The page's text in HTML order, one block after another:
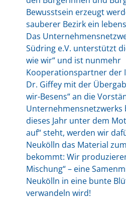
Bewusstsein erzeugt
sauberer Bezirk ein
Das
Südring e.V. unterstützt
wie wir“ und ist nunmehr
Kooperationspartner der
Dr. Giffey mit der
wir-Besens“ an die
Unternehmensnetzwerks
dieses Jahr unter dem
auf“ steht, werden wir
Neukölln das Material
bekommt: Wir
Mischung“ – eine
Neukölln in eine bunte
verwandeln wird!